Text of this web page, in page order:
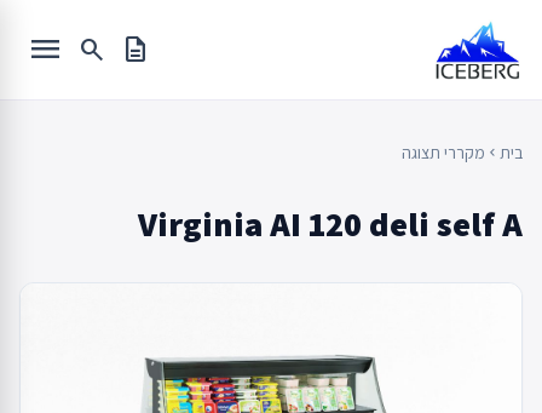
content
description
search
menu
בית chevron_left מקררי תצוגה
Virginia AI 120 deli self A